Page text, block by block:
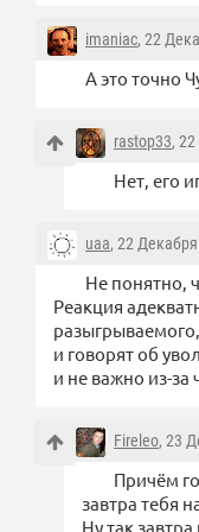
imaniac, 22
А это точно
rastop33,
Нет, его
uaa, 22
Не понятно,
Реакция
и говорят об
и не важно из-за
Fireleo, 23
Причём
завтра тебя
Ну так